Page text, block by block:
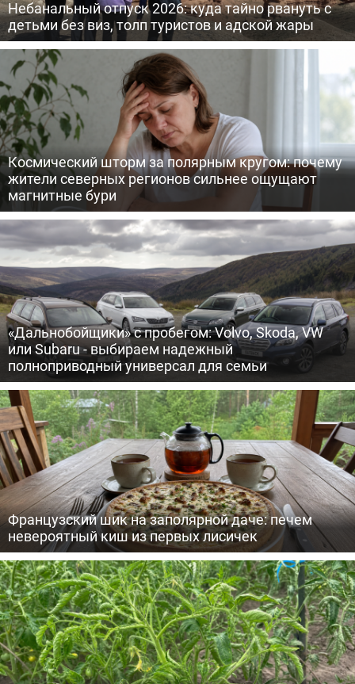
Небанальный отпуск 2026: куда тайно рвануть с
детьми без виз, толп туристов и адской жары
Космический шторм за полярным кругом: почему
жители северных регионов сильнее ощущают
магнитные бури
«Дальнобойщики» с пробегом: Volvo, Skoda, VW
или Subaru - выбираем надежный
полноприводный универсал для семьи
Французский шик на заполярной даче: печем
невероятный киш из первых лисичек